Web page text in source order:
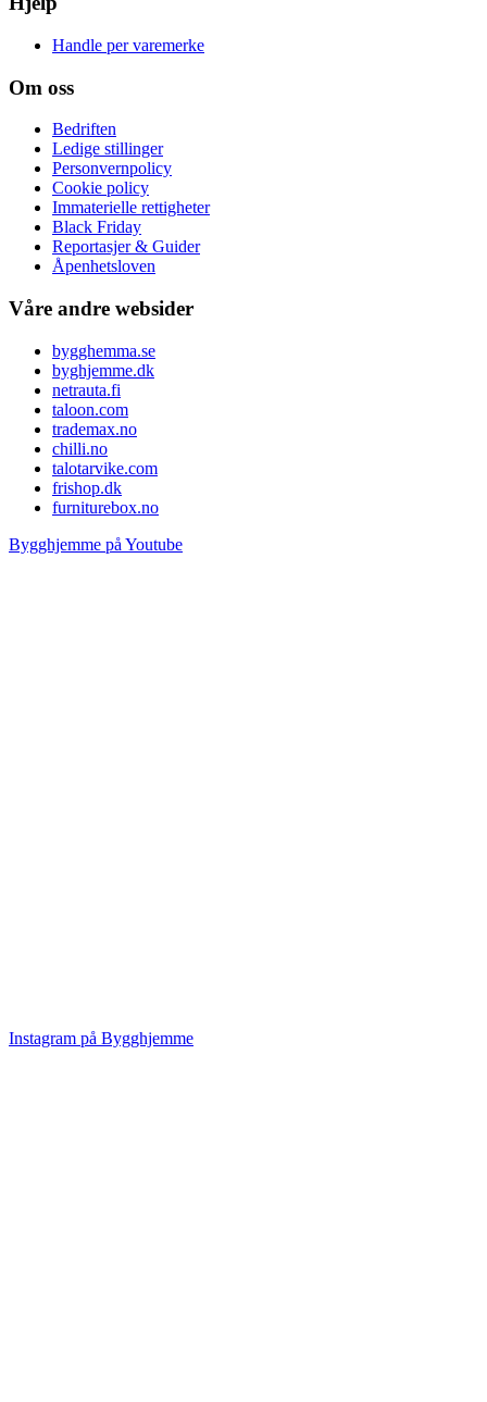
Handle per varemerke
Om oss
Bedriften
Ledige stillinger
Personvernpolicy
Cookie policy
Immaterielle rettigheter
Black Friday
Reportasjer & Guider
Åpenhetsloven
Våre andre websider
bygghemma.se
byghjemme.dk
netrauta.fi
taloon.com
trademax.no
chilli.no
talotarvike.com
frishop.dk
furniturebox.no
Bygghjemme på Youtube
Instagram på Bygghjemme